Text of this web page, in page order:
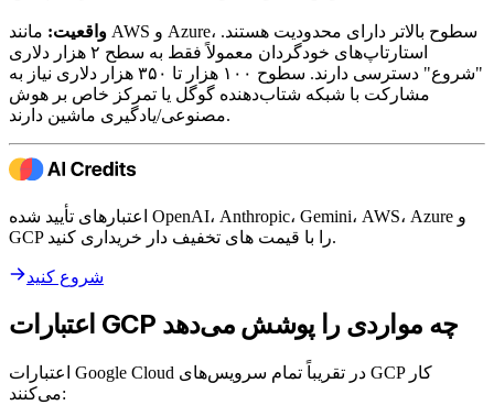
واقعیت: مانند AWS و Azure، سطوح بالاتر دارای محدودیت هستند.
استارتاپ‌های خودگردان معمولاً فقط به سطح ۲ هزار دلاری
"شروع" دسترسی دارند. سطوح ۱۰۰ هزار تا ۳۵۰ هزار دلاری نیاز به
مشارکت با شبکه شتاب‌دهنده گوگل یا تمرکز خاص بر هوش
مصنوعی/یادگیری ماشین دارند.
اعتبارهای تأیید شده OpenAI، Anthropic، Gemini، AWS، Azure و
GCP را با قیمت های تخفیف دار خریداری کنید.
شروع کنید
اعتبارات GCP چه مواردی را پوشش می‌دهد
اعتبارات Google Cloud در تقریباً تمام سرویس‌های GCP کار
می‌کنند: